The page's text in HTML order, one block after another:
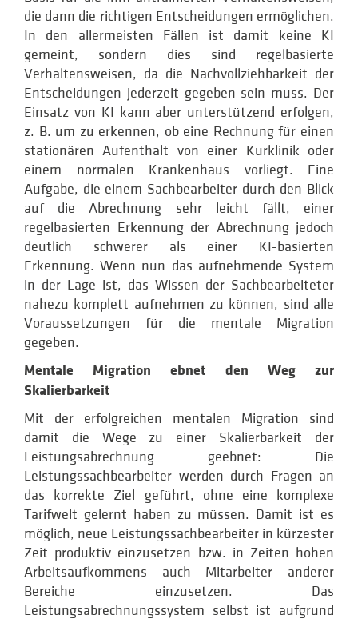
die dann die richtigen Entscheidungen ermöglichen.
In den allermeisten Fällen ist damit keine KI
gemeint, sondern dies sind regelbasierte
Verhaltensweisen, da die Nachvollziehbarkeit der
Entscheidungen jederzeit gegeben sein muss. Der
Einsatz von KI kann aber unterstützend erfolgen,
z. B. um zu erkennen, ob eine Rechnung für einen
stationären Aufenthalt von einer Kurklinik oder
einem normalen Krankenhaus vorliegt. Eine
Aufgabe, die einem Sachbearbeiter durch den Blick
auf die Abrechnung sehr leicht fällt, einer
regelbasierten Erkennung der Abrechnung jedoch
deutlich schwerer als einer KI-basierten
Erkennung. Wenn nun das aufnehmende System
in der Lage ist, das Wissen der Sachbearbeiteter
nahezu komplett aufnehmen zu können, sind alle
Voraussetzungen für die mentale Migration
gegeben.
Mentale Migration ebnet den Weg zur
Skalierbarkeit
Mit der erfolgreichen mentalen Migration sind
damit die Wege zu einer Skalierbarkeit der
Leistungsabrechnung geebnet: Die
Leistungssachbearbeiter werden durch Fragen an
das korrekte Ziel geführt, ohne eine komplexe
Tarifwelt gelernt haben zu müssen. Damit ist es
möglich, neue Leistungssachbearbeiter in kürzester
Zeit produktiv einzusetzen bzw. in Zeiten hohen
Arbeitsaufkommens auch Mitarbeiter anderer
Bereiche einzusetzen. Das
Leistungsabrechnungssystem selbst ist aufgrund